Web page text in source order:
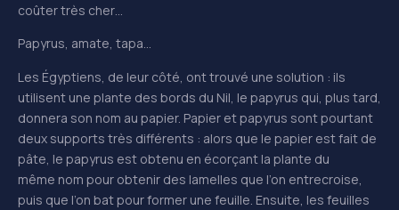
coûter très cher…
Papyrus, amate, tapa…
Les Égyptiens, de leur côté, ont trouvé une solution : ils
utilisent une plante des bords du Nil, le papyrus qui, plus tard,
donnera son nom au papier. Papier et papyrus sont pourtant
deux supports très différents : alors que le papier est fait de
pâte, le papyrus est obtenu en écorçant la plante du
même nom pour obtenir des lamelles que l’on entrecroise,
puis que l’on bat pour former une feuille. Ensuite, les feuilles